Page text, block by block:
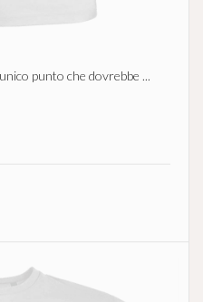
punto che dovrebbe ...